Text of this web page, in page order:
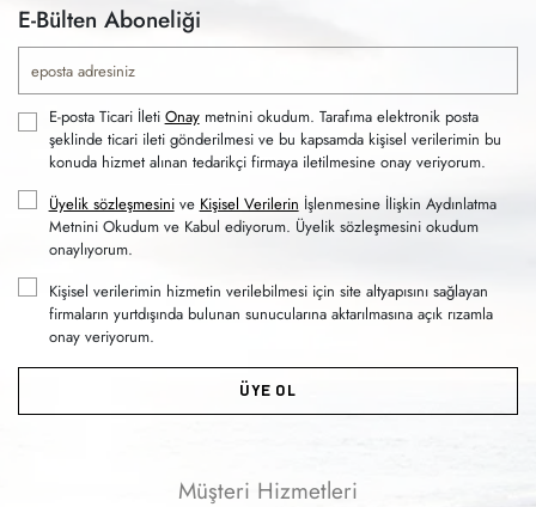
E-Bülten Aboneliği
E-posta Ticari İleti Onaymetnini okudum. Tarafıma elektronik posta
şeklinde ticari ileti gönderilmesi ve bu kapsamda kişisel verilerimin bu
konuda hizmet alınan tedarikçi firmaya iletilmesine onay veriyorum.
Üyelik sözleşmesinive Kişisel Verilerin İşlenmesine İlişkin Aydınlatma
Metnini Okudum ve Kabul ediyorum. Üyelik sözleşmesini okudum
onaylıyorum.
Kişisel verilerimin hizmetin verilebilmesi için site altyapısını sağlayan
firmaların yurtdışında bulunan sunucularına aktarılmasına açık rızamla
onay veriyorum.
ÜYE OL
Müşteri Hizmetleri